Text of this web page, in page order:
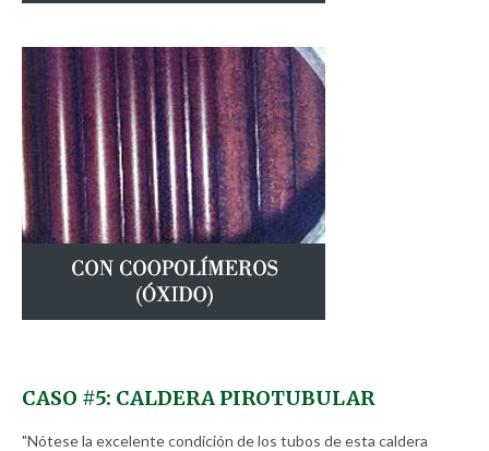
CASO #5: CALDERA PIROTUBULAR
"Nótese la excelente condición de los tubos de esta caldera